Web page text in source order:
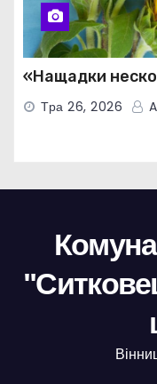
«Нащадки
Тра 26, 2026